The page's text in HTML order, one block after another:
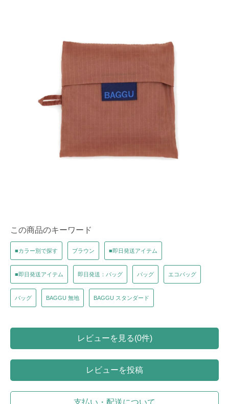
この商品のキーワード
■カラー別で探す ブラウン ■即日発送アイテム
■即日発送アイテム 即日発送：バッグ バッグ エコバッグ
バッグ BAGGU 無地 BAGGU スタンダード
レビューを見る(0件)
レビューを投稿